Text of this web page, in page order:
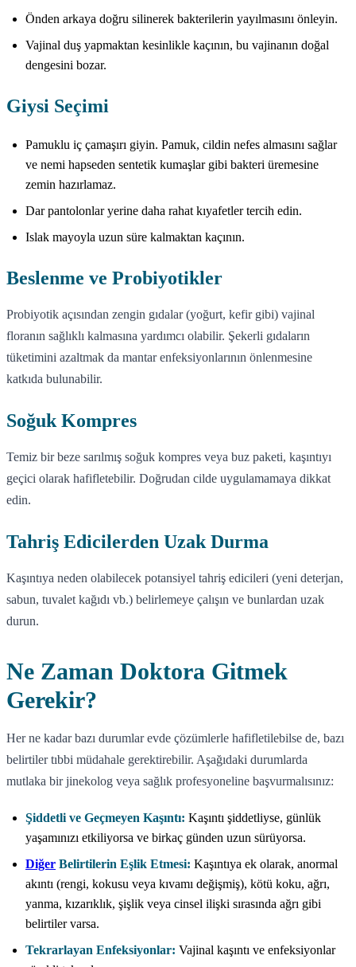
Önden arkaya doğru silinerek bakterilerin yayılmasını önleyin.
Vajinal duş yapmaktan kesinlikle kaçının, bu vajinanın doğal
dengesini bozar.
Giysi Seçimi
Pamuklu iç çamaşırı giyin. Pamuk, cildin nefes almasını sağlar
ve nemi hapseden sentetik kumaşlar gibi bakteri üremesine
zemin hazırlamaz.
Dar pantolonlar yerine daha rahat kıyafetler tercih edin.
Islak mayoyla uzun süre kalmaktan kaçının.
Beslenme ve Probiyotikler
Probiyotik açısından zengin gıdalar (yoğurt, kefir gibi) vajinal
floranın sağlıklı kalmasına yardımcı olabilir. Şekerli gıdaların
tüketimini azaltmak da mantar enfeksiyonlarının önlenmesine
katkıda bulunabilir.
Soğuk Kompres
Temiz bir beze sarılmış soğuk kompres veya buz paketi, kaşıntıyı
geçici olarak hafifletebilir. Doğrudan cilde uygulamamaya dikkat
edin.
Tahriş Edicilerden Uzak Durma
Kaşıntıya neden olabilecek potansiyel tahriş edicileri (yeni deterjan,
sabun, tuvalet kağıdı vb.) belirlemeye çalışın ve bunlardan uzak
durun.
Ne Zaman Doktora Gitmek
Gerekir?
Her ne kadar bazı durumlar evde çözümlerle hafifletilebilse de, bazı
belirtiler tıbbi müdahale gerektirebilir. Aşağıdaki durumlarda
mutlaka bir jinekolog veya sağlık profesyoneline başvurmalısınız:
Şiddetli ve Geçmeyen Kaşıntı: Kaşıntı şiddetliyse, günlük
yaşamınızı etkiliyorsa ve birkaç günden uzun sürüyorsa.
Diğer Belirtilerin Eşlik Etmesi: Kaşıntıya ek olarak, anormal
akıntı (rengi, kokusu veya kıvamı değişmiş), kötü koku, ağrı,
yanma, kızarıklık, şişlik veya cinsel ilişki sırasında ağrı gibi
belirtiler varsa.
Tekrarlayan Enfeksiyonlar: Vajinal kaşıntı ve enfeksiyonlar